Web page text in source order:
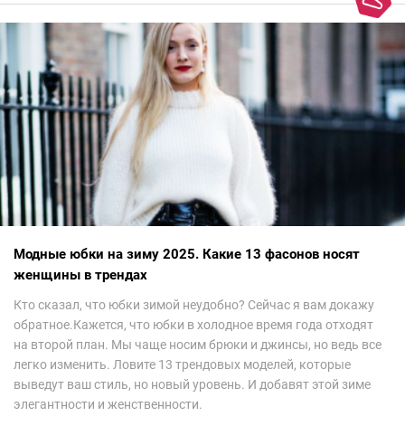
Модные юбки на зиму 2025. Какие 13 фасонов носят
женщины в трендах
Кто сказал, что юбки зимой неудобно? Сейчас я вам докажу
обратное.Кажется, что юбки в холодное время года отходят
на второй план. Мы чаще носим брюки и джинсы, но ведь все
легко изменить. Ловите 13 трендовых моделей, которые
выведут ваш стиль, но новый уровень. И добавят этой зиме
элегантности и женственности.